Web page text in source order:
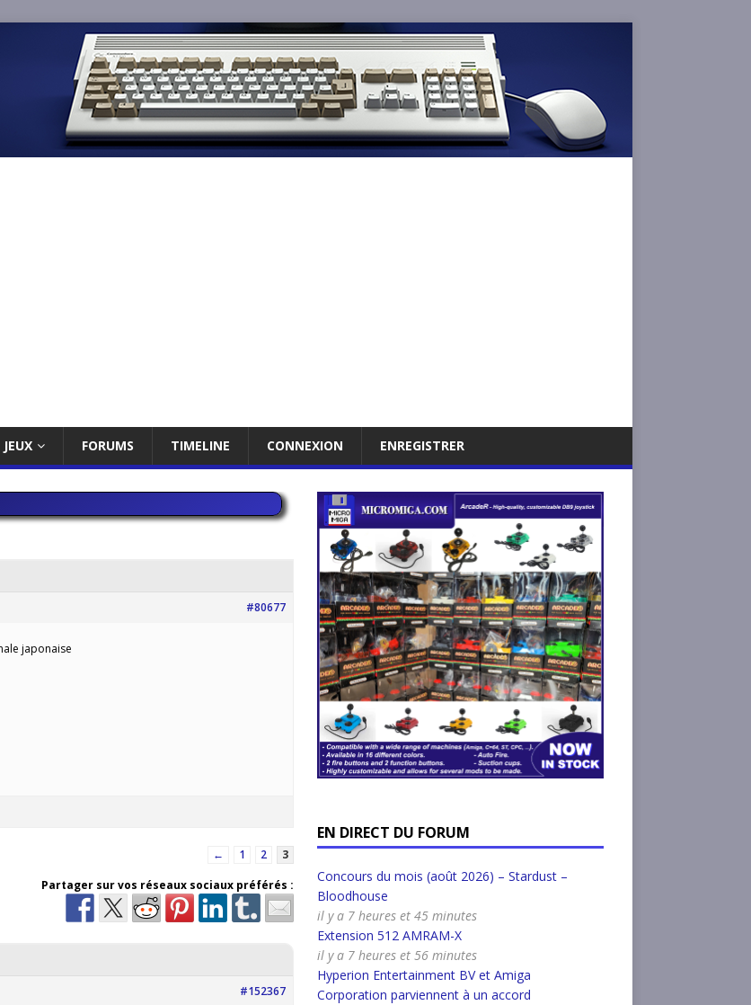
JEUX FORUMS TIMELINE CONNEXION ENREGISTRER
#80677
japonaise
← 1 2
3
Partager sur vos réseaux sociaux préférés :
#152367
EN DIRECT DU FORUM
Concours du mois (août 2026) – Stardust –
Bloodhouse
il y a 7 heures et 45 minutes
Extension 512 AMRAM-X
il y a 7 heures et 56 minutes
Hyperion Entertainment BV et Amiga
Corporation parviennent à un accord